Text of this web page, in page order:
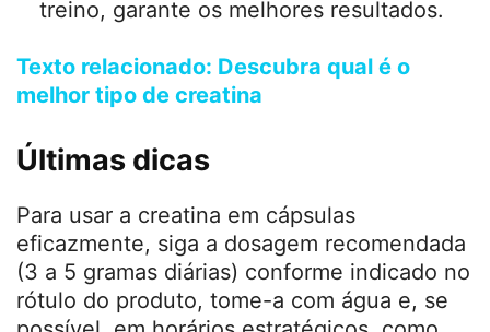
— 3 cápsulas para 3g diários. Valor
aproximado: R$ 0,30 por cápsula.
— 4 cápsulas para atingir 3g. Valor
Creatina Integralmedica: 1g por cápsula
— 3 cápsulas para a dose de 3g diários.
Valor aproximado: R$ 0,35 por cápsula.